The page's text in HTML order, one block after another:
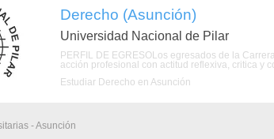
Derecho (Asunción)
Universidad Nacional de Pilar
PERFIL DE EGRESOLos egresados de la
acción profesional con actitud reflexiva, critica y
Estudiar Derecho en Asunción
- Asunción